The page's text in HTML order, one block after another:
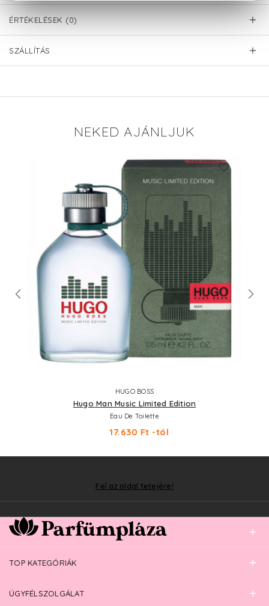
ÉRTÉKELÉSEK (0)
SZÁLLÍTÁS
NEKED AJÁNLJUK
HUGO BOSS
Hugo Man Music Limited Edition
Eau De Toilette
17.630 Ft -tól
Fel az oldal tetejére!
TOP KATEGÓRIÁK
ÜGYFÉLSZOLGÁLAT